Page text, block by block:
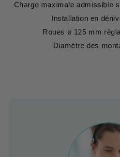
Charge maximale admissible
Installation en
Roues ø 125 mm
Diamètre des